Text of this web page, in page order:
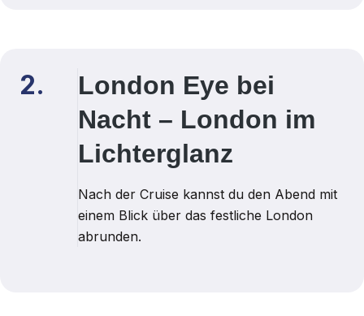
2.
London Eye bei
Nacht – London im
Lichterglanz
Nach der Cruise kannst du den Abend mit
einem Blick über das festliche London
abrunden.